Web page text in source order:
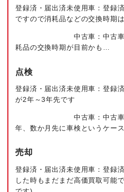
登録済・届出済未使用車：登録
ですので消耗品などの交換時期
中古車：中古
耗品の交換時期が目前かも…
点検
登録済・届出済未使用車：登録
が2年～3年先です
中古車：中古
年、数か月先に車検というケー
売却
登録済・届出済未使用車：登録
した時もまだまだ高価買取可能